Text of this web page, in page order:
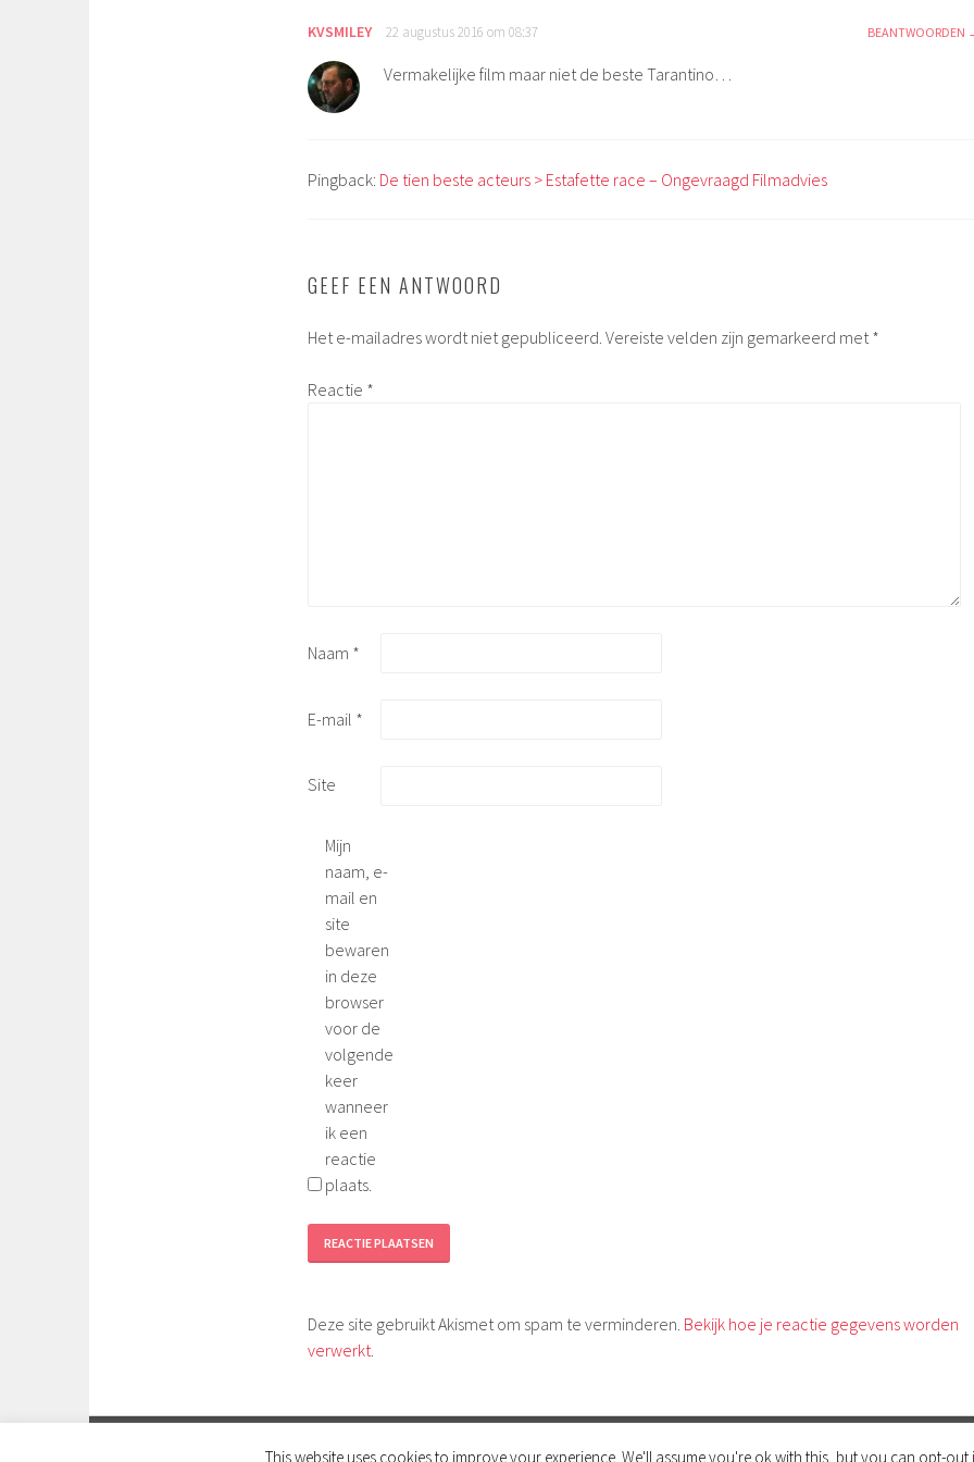
KVSMILEY 22 augustus 2016 om 08:37 BEANTWOORDEN
Vermakelijke film maar niet de beste Tarantino…
Pingback: De tien beste acteurs > Estafette race – Ongevraagd Filmadvies
GEEF EEN ANTWOORD
Het e-mailadres wordt niet gepubliceerd. Vereiste velden zijn gemarkeerd met *
Reactie *
Naam *
E-mail *
Site
Mijn
naam, e-
mail en
site
bewaren
in deze
browser
voor de
volgende
keer
wanneer
ik een
reactie
plaats.
Deze site gebruikt Akismet om spam te verminderen. Bekijk hoe je reactie gegevens worden
verwerkt
ONDERSTEUND DOOR WORDPRESS |THEMA: SELA DOOR
This website uses cookies to improve your experience. We'll assume you're ok with this, but you can opt-out